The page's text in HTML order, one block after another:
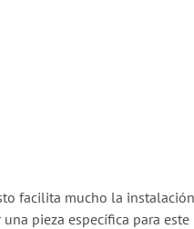
facilita mucho la
pieza específica para